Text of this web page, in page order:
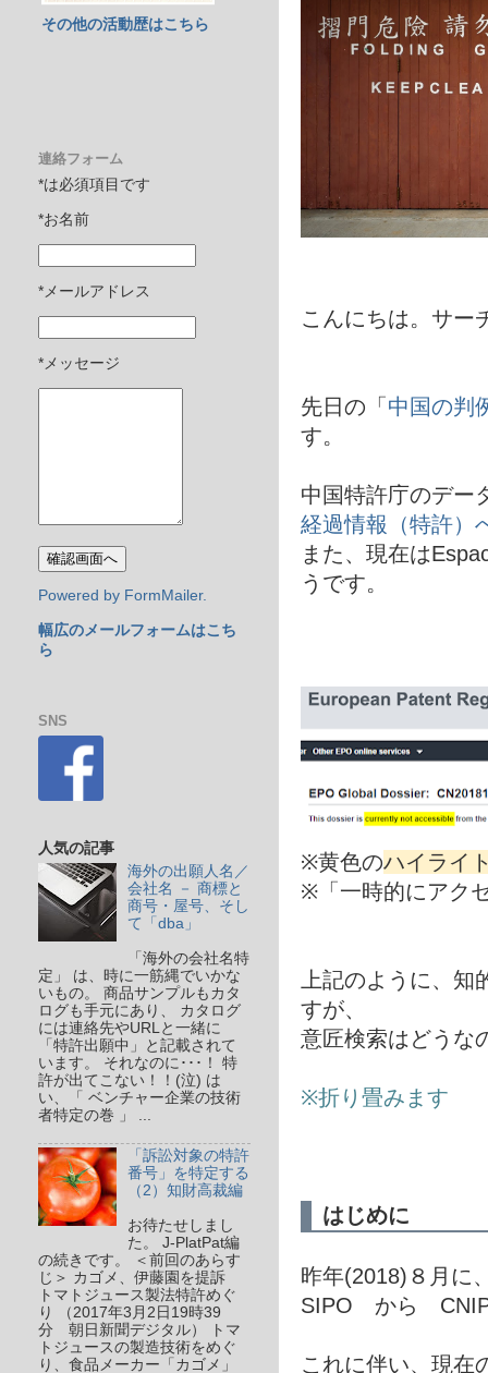
こんにちは。サー
先日の「 中国の判
す。
中国特許庁のデー
経過情報（特許）
また、現在は
うです。
※黄色のハイライ
※「一時的にアク
上記のように、
すが、
意匠検索はどうな
※折り畳みます
はじめに
昨年(2018)８月に
SIPO から
これに伴い、現在
その他の活動歴はこちら
連絡フォーム
*は必須項目です
*お名前
*メールアドレス
*メッセージ
Powered by FormMailer.
幅広のメールフォームはこち
ら
SNS
人気の記事
海外の出願人名／
会社名 － 商標と
商号・屋号、そし
て「dba」
「海外の会社名特
定」 は、時に一筋縄でいかな
いもの。 商品サンプルもカタ
ログも手元にあり、 カタログ
には連絡先やURLと一緒に
「特許出願中」と記載されて
います。 それなのに･･･！ 特
許が出てこない！！(泣) は
い、「 ベンチャー企業の技術
者特定の巻 」 ...
「訴訟対象の特許
番号」を特定する
（2）知財高裁編
お待たせしまし
た。 J-PlatPat編
の続きです。 ＜前回のあらす
じ＞ カゴメ、伊藤園を提訴
トマトジュース製法特許めぐ
り （2017年3月2日19時39
分 朝日新聞デジタル） トマ
トジュースの製造技術をめぐ
り、食品メーカー「カゴメ」